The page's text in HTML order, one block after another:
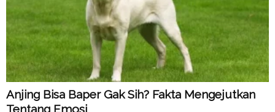
Anjing Bisa Baper Gak Sih? Fakta Mengejutkan
Tentang Emosi